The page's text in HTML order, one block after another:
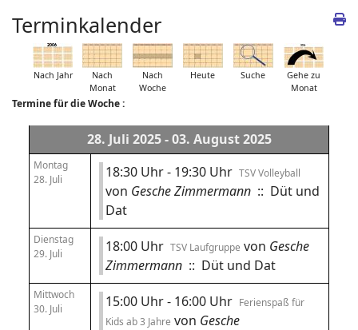
Terminkalender
Nach Jahr
Nach
Monat
Nach
Woche
Heute Suche
Gehe zu
Monat
Termine für die Woche :
28. Juli 2025 - 03. August 2025
Montag
28. Juli
18:30 Uhr - 19:30 Uhr TSV Volleyball
von Gesche Zimmermann :: Düt und
Dat
Dienstag
29. Juli
18:00 Uhr TSV Laufgruppe von Gesche
Zimmermann :: Düt und Dat
Mittwoch
30. Juli
15:00 Uhr - 16:00 Uhr Ferienspaß für
Kids ab 3 Jahre von Gesche